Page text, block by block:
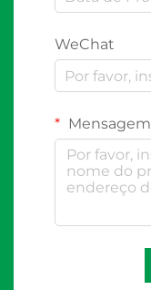
WeChat
Mensagem